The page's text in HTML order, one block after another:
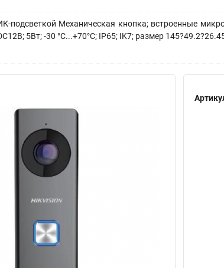
подсветкой Механическая кнопка; встроенные
5Вт; -30 °C...+70°C; IP65; IK7; размер